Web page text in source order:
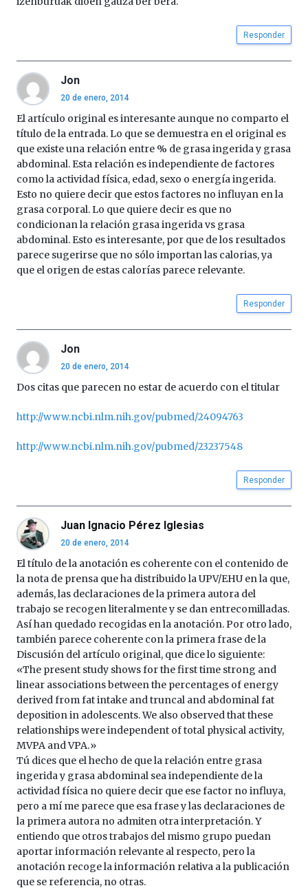
Responder
Jon
20 de enero, 2014
El artículo original es interesante aunque no comparto el
título de la entrada. Lo que se demuestra en el original es
que existe una relación entre % de grasa ingerida y grasa
abdominal. Esta relación es independiente de factores
como la actividad física, edad, sexo o energía ingerida.
Esto no quiere decir que estos factores no influyan en la
grasa corporal. Lo que quiere decir es que no
condicionan la relación grasa ingerida vs grasa
abdominal. Esto es interesante, por que de los resultados
parece sugerirse que no sólo importan las calorias, ya
que el origen de estas calorías parece relevante.
Responder
Jon
20 de enero, 2014
Dos citas que parecen no estar de acuerdo con el titular
http://www.ncbi.nlm.nih.gov/pubmed/24094763
http://www.ncbi.nlm.nih.gov/pubmed/23237548
Responder
Juan Ignacio Pérez Iglesias
20 de enero, 2014
El título de la anotación es coherente con el contenido de
la nota de prensa que ha distribuido la UPV/EHU en la que,
además, las declaraciones de la primera autora del
trabajo se recogen literalmente y se dan entrecomilladas.
Así han quedado recogidas en la anotación. Por otro lado,
también parece coherente con la primera frase de la
Discusión del artículo original, que dice lo siguiente:
«The present study shows for the first time strong and
linear associations between the percentages of energy
derived from fat intake and truncal and abdominal fat
deposition in adolescents. We also observed that these
relationships were independent of total physical activity,
MVPA and VPA.»
Tú dices que el hecho de que la relación entre grasa
ingerida y grasa abdominal sea independiente de la
actividad física no quiere decir que ese factor no influya,
pero a mí me parece que esa frase y las declaraciones de
la primera autora no admiten otra interpretación. Y
entiendo que otros trabajos del mismo grupo puedan
aportar información relevante al respecto, pero la
anotación recoge la información relativa a la publicación
que se referencia, no otras.